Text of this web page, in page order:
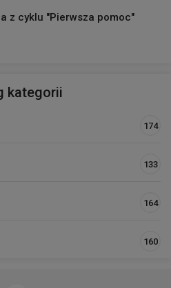
z cyklu "Pierwsza pomoc"
kategorii
174
133
164
160